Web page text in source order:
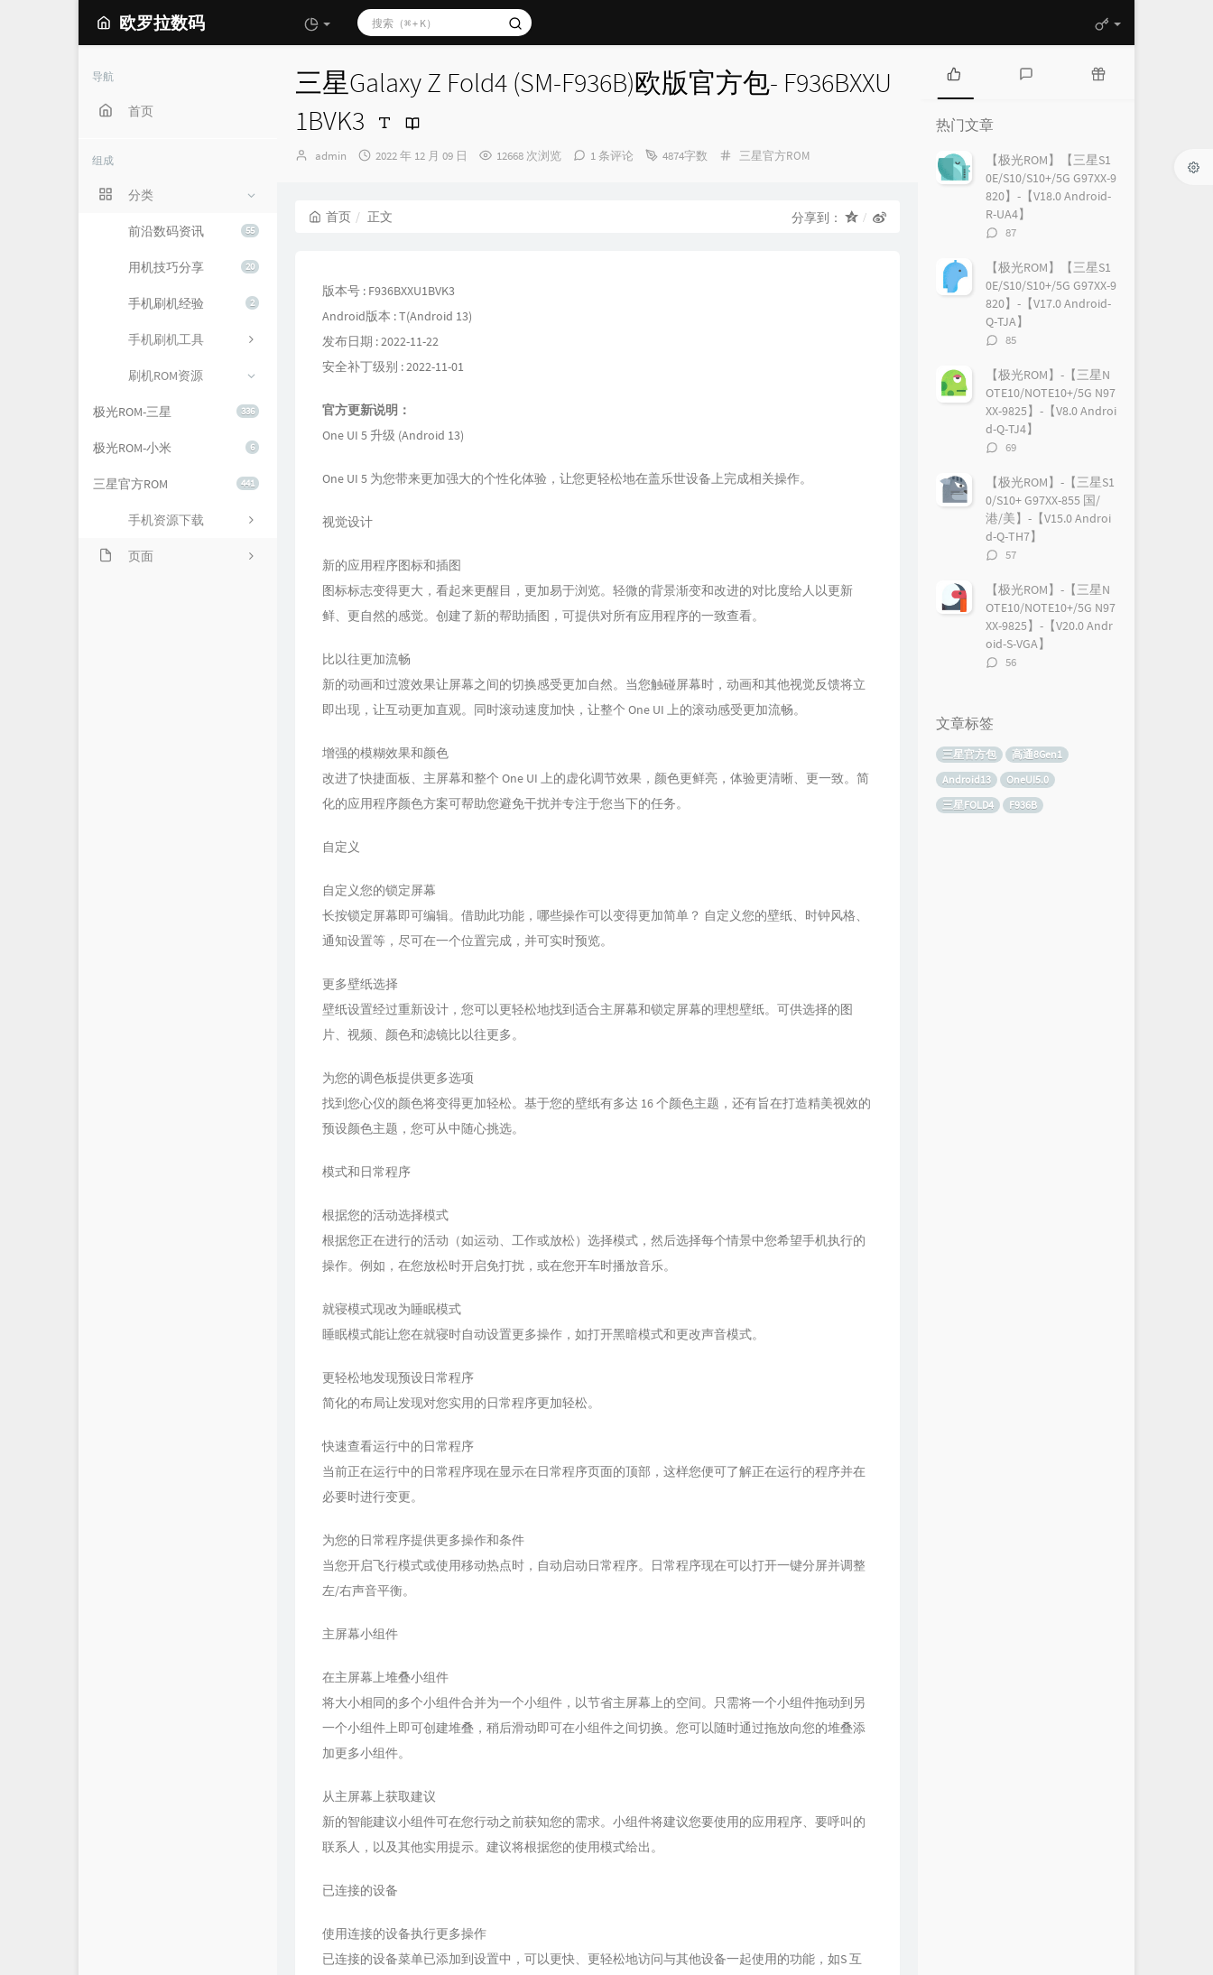
欧罗拉数码
导航
首页
组成
分类
55
前沿数码资讯
20
用机技巧分享
2
手机刷机经验
手机刷机工具
刷机ROM资源
336
极光ROM-三星
6
极光ROM-小米
441
三星官方ROM
手机资源下载
页面
三星Galaxy Z Fold4 (SM-F936B)欧版官方包- F936BXXU
1BVK3
博
admin
发
2022 年 12 月 09 日 12668 次浏览 1 条评论 4874字数
分
三星官方ROM
首页 正文 分享到：
版本号 : F936BXXU1BVK3
Android版本 : T(Android 13)
发布日期 : 2022-11-22
安全补丁级别 : 2022-11-01
官方更新说明：
One UI 5 升级 (Android 13)
One UI 5 为您带来更加强大的个性化体验，让您更轻松地在盖乐世设备上完成相关操作。
视觉设计
新的应用程序图标和插图
图标标志变得更大，看起来更醒目，更加易于浏览。轻微的背景渐变和改进的对比度给人以更新
鲜、更自然的感觉。创建了新的帮助插图，可提供对所有应用程序的一致查看。
比以往更加流畅
新的动画和过渡效果让屏幕之间的切换感受更加自然。当您触碰屏幕时，动画和其他视觉反馈将立
即出现，让互动更加直观。同时滚动速度加快，让整个 One UI 上的滚动感受更加流畅。
增强的模糊效果和颜色
改进了快捷面板、主屏幕和整个 One UI 上的虚化调节效果，颜色更鲜亮，体验更清晰、更一致。简
化的应用程序颜色方案可帮助您避免干扰并专注于您当下的任务。
自定义
自定义您的锁定屏幕
长按锁定屏幕即可编辑。借助此功能，哪些操作可以变得更加简单？ 自定义您的壁纸、时钟风格、
通知设置等，尽可在一个位置完成，并可实时预览。
更多壁纸选择
壁纸设置经过重新设计，您可以更轻松地找到适合主屏幕和锁定屏幕的理想壁纸。可供选择的图
片、视频、颜色和滤镜比以往更多。
为您的调色板提供更多选项
找到您心仪的颜色将变得更加轻松。基于您的壁纸有多达 16 个颜色主题，还有旨在打造精美视效的
预设颜色主题，您可从中随心挑选。
模式和日常程序
根据您的活动选择模式
根据您正在进行的活动（如运动、工作或放松）选择模式，然后选择每个情景中您希望手机执行的
操作。例如，在您放松时开启免打扰，或在您开车时播放音乐。
就寝模式现改为睡眠模式
睡眠模式能让您在就寝时自动设置更多操作，如打开黑暗模式和更改声音模式。
更轻松地发现预设日常程序
简化的布局让发现对您实用的日常程序更加轻松。
快速查看运行中的日常程序
当前正在运行中的日常程序现在显示在日常程序页面的顶部，这样您便可了解正在运行的程序并在
必要时进行变更。
为您的日常程序提供更多操作和条件
当您开启飞行模式或使用移动热点时，自动启动日常程序。日常程序现在可以打开一键分屏并调整
左/右声音平衡。
主屏幕小组件
在主屏幕上堆叠小组件
将大小相同的多个小组件合并为一个小组件，以节省主屏幕上的空间。只需将一个小组件拖动到另
一个小组件上即可创建堆叠，稍后滑动即可在小组件之间切换。您可以随时通过拖放向您的堆叠添
加更多小组件。
从主屏幕上获取建议
新的智能建议小组件可在您行动之前获知您的需求。小组件将建议您要使用的应用程序、要呼叫的
联系人，以及其他实用提示。建议将根据您的使用模式给出。
已连接的设备
使用连接的设备执行更多操作
已连接的设备菜单已添加到设置中，可以更快、更轻松地访问与其他设备一起使用的功能，如S 互
热
门
文
章
论
章
热门文章
【极光ROM】【三星S1
0E/S10/S10+/5G G97XX-9
820】-【V18.0 Android-
R-UA4】
评
数：
87
【极光ROM】【三星S1
0E/S10/S10+/5G G97XX-9
820】-【V17.0 Android-
Q-TJA】
评
数：
85
【极光ROM】-【三星N
OTE10/NOTE10+/5G N97
XX-9825】-【V8.0 Androi
d-Q-TJ4】
评
数：
69
【极光ROM】-【三星S1
0/S10+ G97XX-855 国/
港/美】-【V15.0 Androi
d-Q-TH7】
评
数：
57
【极光ROM】-【三星N
OTE10/NOTE10+/5G N97
XX-9825】-【V20.0 Andr
oid-S-VGA】
评
56
文章标签
三星官方包
高通8Gen1
Android13
OneUI5.0
三星FOLD4
F936B